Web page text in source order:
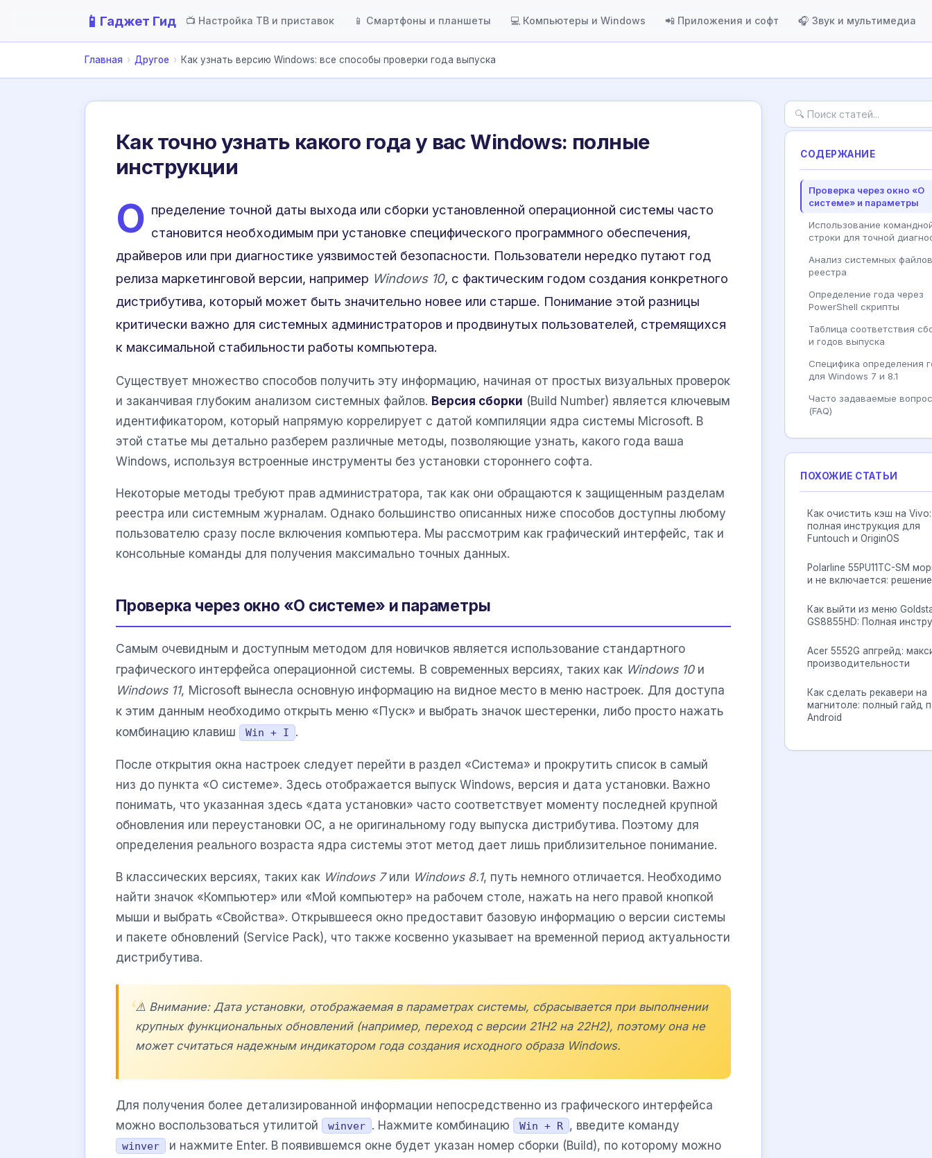
📱 Гаджет Гид 📺 Настройка ТВ и приставок 📱 Смартфоны и планшеты 💻 Компьютеры и Windows 📲 Приложения и софт 🎧 Звук и мультимедиа
Главная › Другое › Как узнать версию Windows: все способы проверки года выпуска
Как точно узнать какого года у вас Windows: полные
инструкции
О пределение точной даты выхода или сборки установленной операционной системы часто
становится необходимым при установке специфического программного обеспечения,
драйверов или при диагностике уязвимостей безопасности. Пользователи нередко путают год
релиза маркетинговой версии, например Windows 10, с фактическим годом создания конкретного
дистрибутива, который может быть значительно новее или старше. Понимание этой разницы
критически важно для системных администраторов и продвинутых пользователей, стремящихся
к максимальной стабильности работы компьютера.
Существует множество способов получить эту информацию, начиная от простых визуальных проверок
и заканчивая глубоким анализом системных файлов. Версия сборки (Build Number) является ключевым
идентификатором, который напрямую коррелирует с датой компиляции ядра системы Microsoft. В
этой статье мы детально разберем различные методы, позволяющие узнать, какого года ваша
Windows, используя встроенные инструменты без установки стороннего софта.
Некоторые методы требуют прав администратора, так как они обращаются к защищенным разделам
реестра или системным журналам. Однако большинство описанных ниже способов доступны любому
пользователю сразу после включения компьютера. Мы рассмотрим как графический интерфейс, так и
консольные команды для получения максимально точных данных.
Проверка через окно «О системе» и параметры
Самым очевидным и доступным методом для новичков является использование стандартного
графического интерфейса операционной системы. В современных версиях, таких как Windows 10и
Windows 11, Microsoft вынесла основную информацию на видное место в меню настроек. Для доступа
к этим данным необходимо открыть меню «Пуск» и выбрать значок шестеренки, либо просто нажать
комбинацию клавиш
Win + I .
После открытия окна настроек следует перейти в раздел «Система» и прокрутить список в самый
низ до пункта «О системе». Здесь отображается выпуск Windows, версия и дата установки. Важно
понимать, что указанная здесь «дата установки» часто соответствует моменту последней крупной
обновления или переустановки ОС, а не оригинальному году выпуска дистрибутива. Поэтому для
определения реального возраста ядра системы этот метод дает лишь приблизительное понимание.
В классических версиях, таких как Windows 7или Windows 8.1, путь немного отличается. Необходимо
найти значок «Компьютер» или «Мой компьютер» на рабочем столе, нажать на него правой кнопкой
мыши и выбрать «Свойства». Открывшееся окно предоставит базовую информацию о версии системы
и пакете обновлений (Service Pack), что также косвенно указывает на временной период актуальности
дистрибутива.
⚠️ Внимание: Дата установки, отображаемая в параметрах системы, сбрасывается при выполнении
крупных функциональных обновлений (например, переход с версии 21H2 на 22H2), поэтому она не
может считаться надежным индикатором года создания исходного образа Windows.
Для получения более детализированной информации непосредственно из графического интерфейса
можно воспользоваться утилитой
winver . Нажмите комбинацию Win + R , введите команду
winver
и нажмите Enter. В появившемся окне будет указан номер сборки (Build), по которому можно
СОДЕРЖАНИЕ
Проверка через окно «О
системе» и параметры
Использование
строки для точной
Анализ системных
реестра
Определение года через
PowerShell скрипты
Таблица соответствия
и годов выпуска
Специфика определения
для Windows 7 и 8.1
Часто задаваемые
(FAQ)
ПОХОЖИЕ СТАТЬИ
Как очистить кэш на Vivo:
полная инструкция для
Funtouch и OriginOS
Polarline 55PU11TC-SM
и не включается: решение
Как выйти из меню
GS8855HD: Полная
Acer 5552G апгрейд:
производительности
Как сделать рекавери на
магнитоле: полный гайд
Android